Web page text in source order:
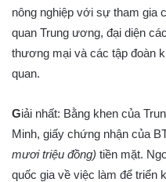
nông nghiệp với sự tham gia
quan Trung ương, đại diện
thương mại và các tập đoàn
quan.
Giải nhất: Bằng khen của
Minh, giấy chứng nhận của
mươi triệu đồng) tiền mặt.
quốc gia về việc làm để triển